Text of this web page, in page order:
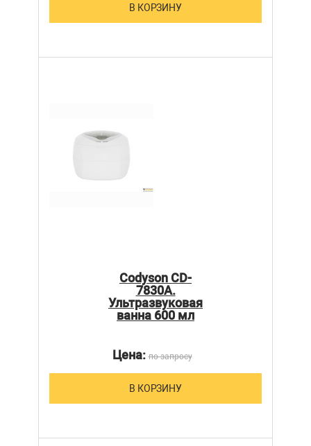
В КОРЗИНУ
Codyson CD-
7830A.
Ультразвуковая
ванна 600 мл
Цена:по запросу
В КОРЗИНУ